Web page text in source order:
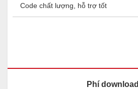
Code chất lượng, hỗ trợ tốt
Phí download